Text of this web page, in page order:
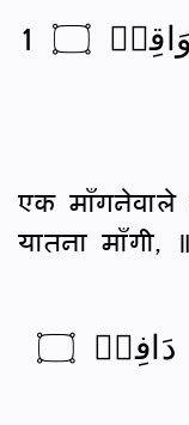
1
एक माँगनेवाले
यातना माँगी,
لِّلۡكَٰفِرِينَ لَيۡسَ لَهُۥ دَافِعٞ ۝